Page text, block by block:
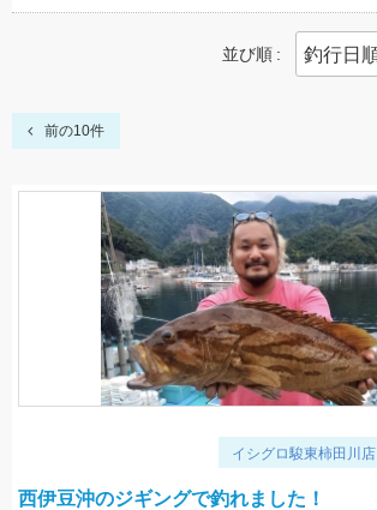
並び順
前の10件
イシグロ駿東柿田川店
西伊豆沖のジギングで釣れました！